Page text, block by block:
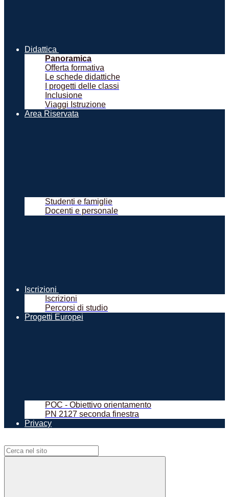
Didattica
Panoramica
Offerta formativa
Le schede didattiche
I progetti delle classi
Inclusione
Viaggi Istruzione
Area Riservata
Studenti e famiglie
Docenti e personale
Iscrizioni
Iscrizioni
Percorsi di studio
Progetti Europei
POC - Obiettivo orientamento
PN 2127 seconda finestra
Privacy